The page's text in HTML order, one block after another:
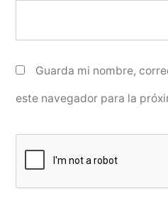
Guarda mi nombre,
este navegador para la